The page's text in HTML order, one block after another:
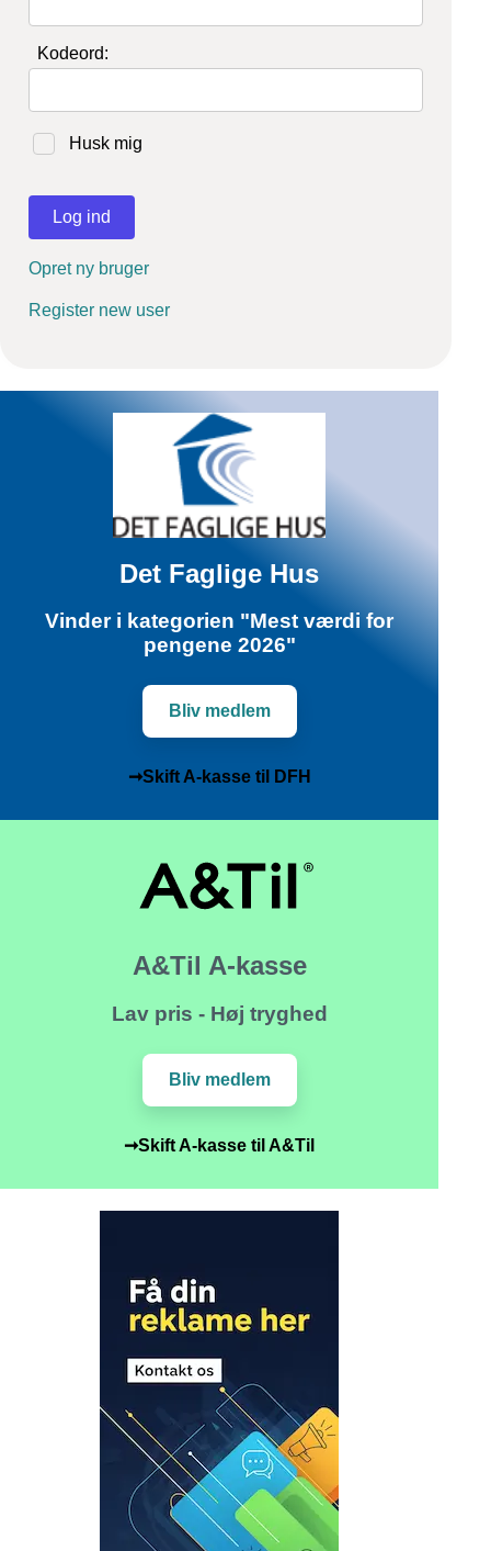
Kodeord:
Husk mig
Log ind
Opret ny bruger
Register new user
Det Faglige Hus
Vinder i kategorien "Mest værdi for
pengene 2026"
Bliv medlem
➞Skift A-kasse til DFH
A&Til A-kasse
Lav pris - Høj tryghed
Bliv medlem
➞Skift A-kasse til A&Til